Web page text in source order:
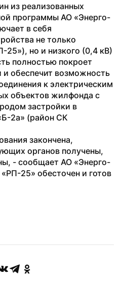
из реализованных
программы АО «Энерго-
в себя
не только
25»), но и низкого (0,4 кВ)
полностью покроет
и обеспечит возможность
к электрическим
объектов жилфонда с
застройки в
2а» (район СК
закончена,
органов получены,
- сообщает АО «Энерго-
25» обесточен и готов